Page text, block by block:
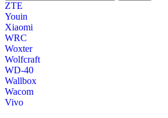
ZTE
Youin
Xiaomi
WRC
Woxter
Wolfcraft
WD-40
Wallbox
Wacom
Vivo